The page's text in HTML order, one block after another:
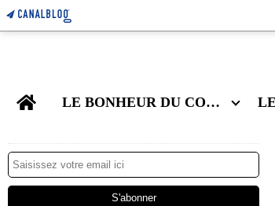
Home LE BONHEUR DU COUPLE